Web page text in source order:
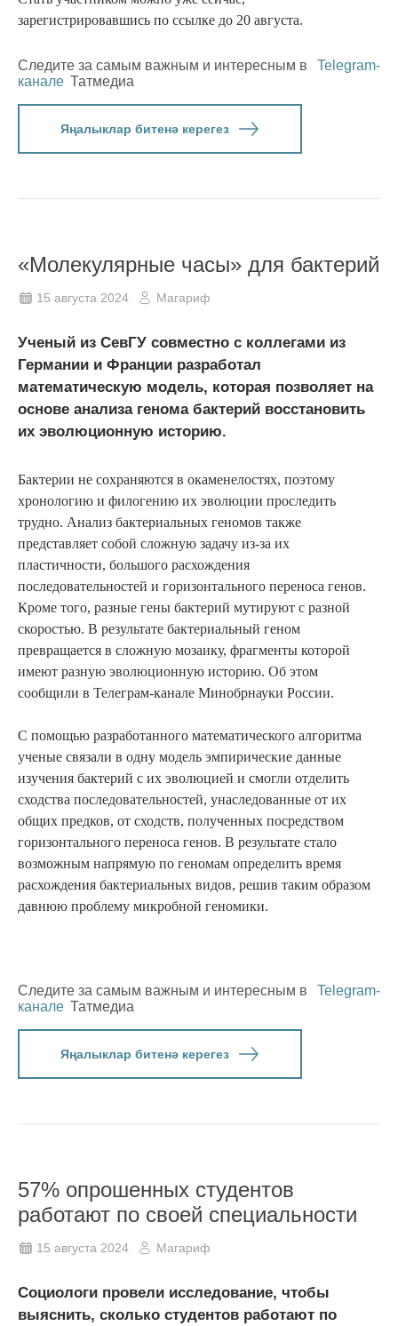
зарегистрировавшись по ссылке до 20 августа.
Следите за самым важным и интересным в
Telegram-
канале Татмедиа
Яңалыклар битенә керегез
«Молекулярные часы» для бактерий
15 августа 2024 Магариф
Ученый из СевГУ совместно с коллегами из
Германии и Франции разработал
математическую модель, которая позволяет на
основе анализа генома бактерий восстановить
их эволюционную историю.
Бактерии не сохраняются в окаменелостях, поэтому
хронологию и филогению их эволюции проследить
трудно. Анализ бактериальных геномов также
представляет собой сложную задачу из-за их
пластичности, большого расхождения
последовательностей и горизонтального переноса генов.
Кроме того, разные гены бактерий мутируют с разной
скоростью. В результате бактериальный геном
превращается в сложную мозаику, фрагменты которой
имеют разную эволюционную историю. Об этом
сообщили в Телеграм-канале Минобрнауки России.
С помощью разработанного математического алгоритма
ученые связали в одну модель эмпирические данные
изучения бактерий с их эволюцией и смогли отделить
сходства последовательностей, унаследованные от их
общих предков, от сходств, полученных посредством
горизонтального переноса генов. В результате стало
возможным напрямую по геномам определить время
расхождения бактериальных видов, решив таким образом
давнюю проблему микробной геномики.
Следите за самым важным и интересным в
Telegram-
канале Татмедиа
Яңалыклар битенә керегез
57% опрошенных студентов
работают по своей специальности
15 августа 2024 Магариф
Социологи провели исследование, чтобы
выяснить, сколько студентов работают по